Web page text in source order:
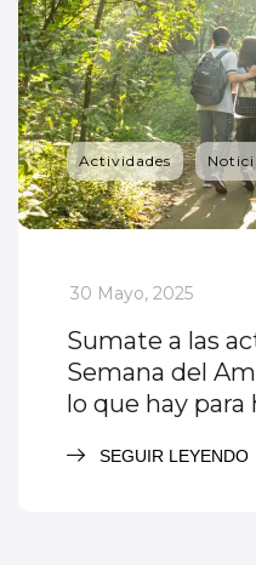
Actividades
_
30 Mayo, 2025
Sumate a las
Semana del
lo que hay para
SEGUIR LEYENDO